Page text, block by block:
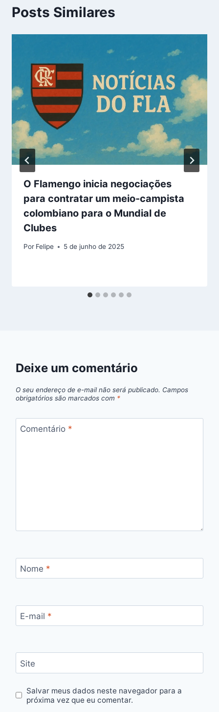
Posts Similares
O Flamengo inicia negociações
para contratar um meio-campista
colombiano para o Mundial de
Clubes
Por Felipe 5 de junho de 2025
Deixe um comentário
O seu endereço de e-mail não será publicado. Campos
obrigatórios são marcados com *
Comentário *
Nome *
E-mail *
Site
Salvar meus dados neste navegador para a
próxima vez que eu comentar.